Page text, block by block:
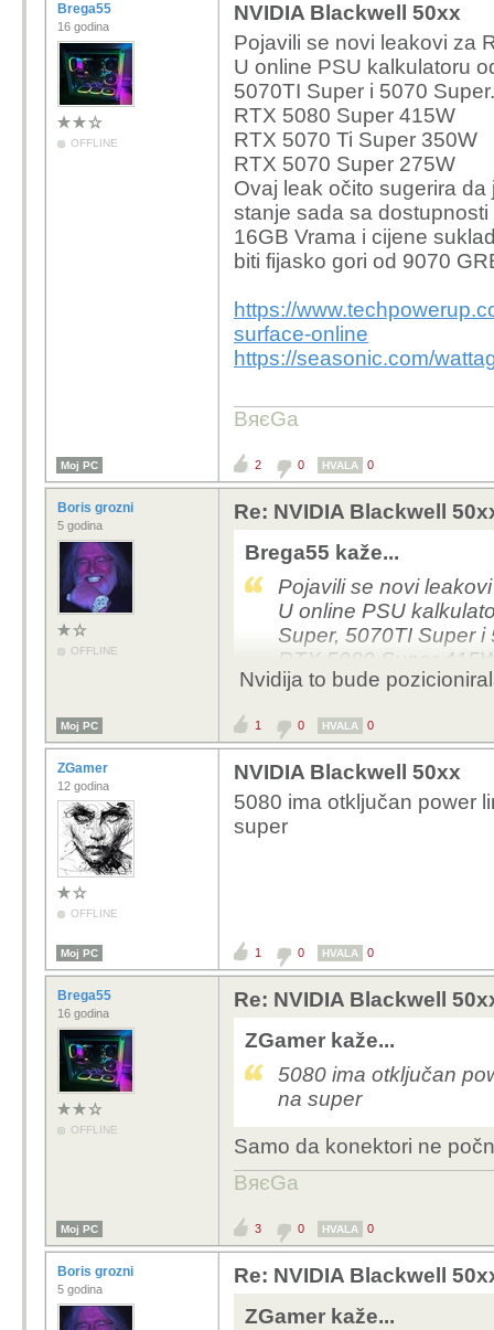
Brega55
16 godina
OFFLINE
NVIDIA Blackwell 50xx
Pojavili se novi leakovi za
U online PSU kalkulatoru
5070TI Super i 5070 Super.
RTX 5080 Super 415W
RTX 5070 Ti Super 350W
RTX 5070 Super 275W
Ovaj leak očito sugerira
stanje sada sa
16GB Vrama i cijene
biti fijasko gori od 9070
https://
surface-online
https://seasonic.com/
BяєGa
Moj PC 2 0 HVALA 0
Boris grozni
5 godina
OFFLINE
Re: NVIDIA Blackwell
Brega55 kaže...
Pojavili se novi
U online PSU
Super, 5070TI Super i
RTX 5080 Super
RTX 5070 Ti Super
Ovaj leak očito
je stanje sada sa
više od 16GB Vrama i
će cijeli launch biti
Nvidija to bude
Moj PC 1 0 HVALA 0
ZGamer
12 godina
OFFLINE
NVIDIA Blackwell 50xx
5080 ima otključan power
super
Moj PC 1 0 HVALA 0
Brega55
16 godina
OFFLINE
Re: NVIDIA Blackwell
ZGamer kaže...
5080 ima otključan
na super
Samo da konektori ne
BяєGa
Moj PC 3 0 HVALA 0
Boris grozni
5 godina
Re: NVIDIA Blackwell
ZGamer kaže...